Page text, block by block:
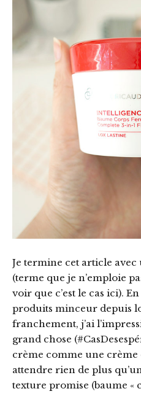
Je termine cet article
(terme que je n’emploie
voir que c’est le cas ici).
produits minceur depuis
franchement, j’ai
grand chose
crème comme une crème
attendre rien de plus
texture promise (baume «